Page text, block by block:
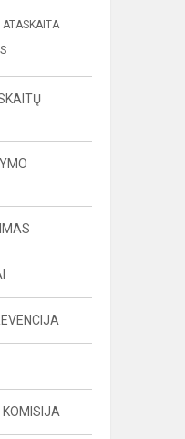
ATASKAITA
KOMISIJA